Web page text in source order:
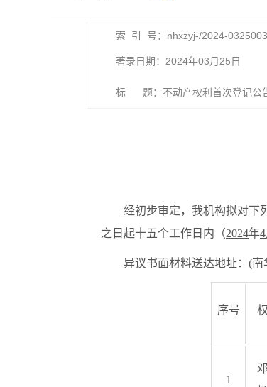
索 引 号：nhxzyj-/2024-0325003
著录日期：2024年03月25日
标 题：不动产权利首次登记公
经初步审定，我机构拟对下
之日起十五个工作日内（2024年4
异议书面材料送达地址：(南
序号
1